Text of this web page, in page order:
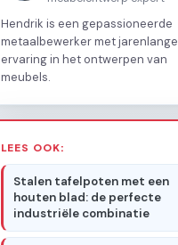
Hendrik is een gepassioneerde
metaalbewerker met jarenlange
ervaring in het ontwerpen van
meubels.
LEES OOK:
Stalen tafelpoten met een
houten blad: de perfecte
industriële combinatie